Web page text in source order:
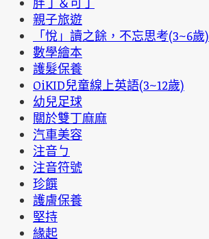
親子旅遊
「悅」讀之餘，不忘思考(3~6歲)
數學繪本
護髮保養
OiKID兒童線上英語(3~12歲)
幼兒足球
關於雙丁麻麻
汽車美容
注音ㄅ
注音符號
珍饌
護膚保養
堅持
緣起